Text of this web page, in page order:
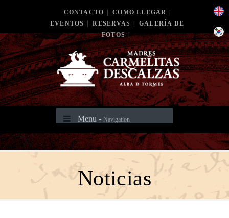
CONTACTO COMO LLEGAR
EVENTOS
RESERVAS
GALERÍA DE
FOTOS
Menu - Navigation
Noticias